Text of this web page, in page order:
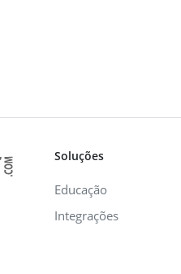
Soluções
Educação
Integrações